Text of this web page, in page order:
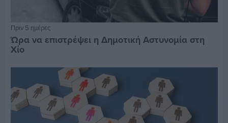
Πριν 5 ημέρες
Ώρα να επιστρέψει η Δημοτική Αστυνομία στη
Χίο